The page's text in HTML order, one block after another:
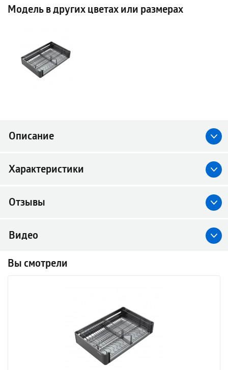
Модель в других цветах или размерах
Описание
Характеристики
Отзывы
Видео
Вы смотрели